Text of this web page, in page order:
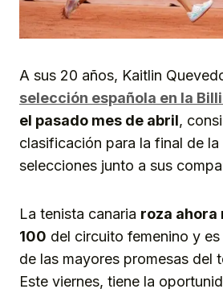
A sus 20 años, Kaitlin
selección española en la
el pasado mes de abril,
clasificación para la final de
selecciones junto a sus
La tenista canaria roza ahora
100 del circuito femenino y
de las mayores promesas del
Este viernes, tiene la